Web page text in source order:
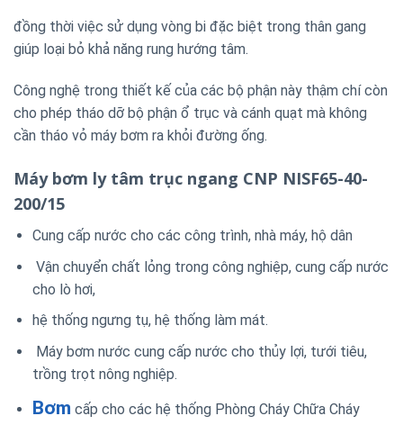
đồng thời việc sử dụng vòng bi đặc biệt trong thân gang
giúp loại bỏ khả năng rung hướng tâm.
Công nghệ trong thiết kế của các bộ phận này thậm chí còn
cho phép tháo dỡ bộ phận ổ trục và cánh quạt mà không
cần tháo vỏ máy bơm ra khỏi đường ống.
Máy bơm ly tâm trục ngang CNP NISF65-40-
200/15
Cung cấp nước cho các công trình, nhà máy, hộ dân
Vận chuyển chất lỏng trong công nghiệp, cung cấp nước
cho lò hơi,
hệ thống ngưng tụ, hệ thống làm mát.
Máy bơm nước cung cấp nước cho thủy lợi, tưới tiêu,
trồng trọt nông nghiệp.
Bơm cấp cho các hệ thống Phòng Cháy Chữa Cháy